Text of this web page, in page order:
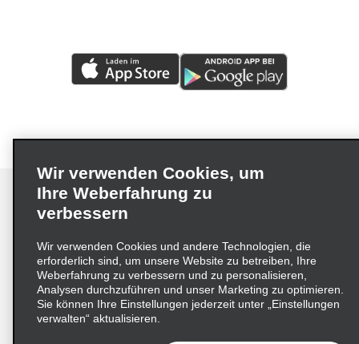
Impressum Nutzungsbedingungen
Datenschutzrichtlinie
Cookie-Richtlinie
Datenschutzoptionen
Lieferkettensorgfaltspflichtengesetz (LkSG) Grundsatzerklärung
Beschwerdeverfahren nach dem
Wir verwenden Cookies, um
Ihre Weberfahrung zu
verbessern
Wir verwenden Cookies und andere Technologien, die
erforderlich sind, um unsere Website zu betreiben, Ihre
Weberfahrung zu verbessern und zu personalisieren,
Analysen durchzuführen und unser Marketing zu optimieren.
Sie können Ihre Einstellungen jederzeit unter „Einstellungen
verwalten“ aktualisieren.